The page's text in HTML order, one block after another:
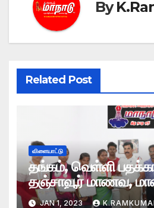
By
Related Post
விளையாட்டு
தங்கம், வெள்ளி
தஞ்சாவூர் மாணவ,
JAN 1, 2023